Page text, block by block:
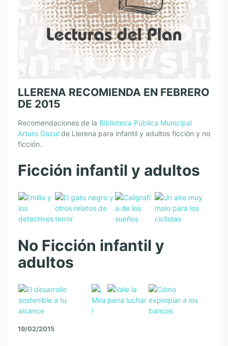
LLERENA RECOMIENDA EN FEBRERO
DE 2015
Recomendaciones de la Biblioteca Pública Municipal
Arturo Gazul de Llerena para infantil y adultos ficción y no
ficción.
Ficción infantil y adultos
No Ficción infantil y
adultos
19/02/2015